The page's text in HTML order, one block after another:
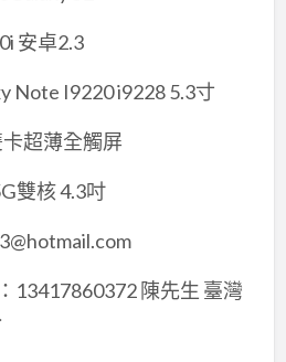
安卓2.3
Note I9220 i9228 5.3寸
超薄全觸屏
雙核 4.3吋
13417860372 陳先生 臺灣